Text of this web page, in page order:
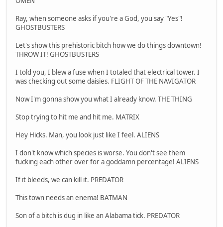
Ray, when someone asks if you're a God, you say "Yes"!
GHOSTBUSTERS
Let's show this prehistoric bitch how we do things downtown!
THROW IT! GHOSTBUSTERS
I told you, I blew a fuse when I totaled that electrical tower. I
was checking out some daisies. FLIGHT OF THE NAVIGATOR
Now I'm gonna show you what I already know. THE THING
Stop trying to hit me and hit me. MATRIX
Hey Hicks. Man, you look just like I feel. ALIENS
I don't know which species is worse. You don't see them
fucking each other over for a goddamn percentage! ALIENS
If it bleeds, we can kill it. PREDATOR
This town needs an enema! BATMAN
Son of a bitch is dug in like an Alabama tick. PREDATOR